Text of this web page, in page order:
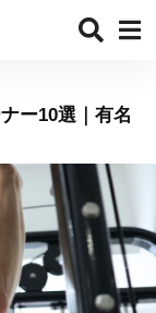
ー10選｜有名